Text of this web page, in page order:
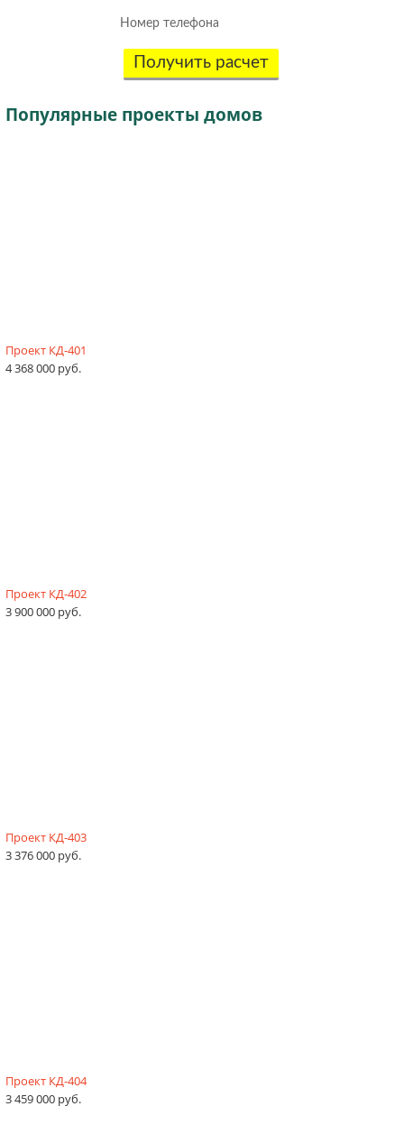
Получить расчет
Популярные проекты домов
Проект КД-401
4 368 000 руб.
Проект КД-402
3 900 000 руб.
Проект КД-403
3 376 000 руб.
Проект КД-404
3 459 000 руб.